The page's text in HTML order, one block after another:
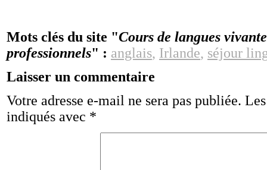
Mots clés du site "Cours de langues
professionnels" : anglais, Irlande, séjour
Laisser un commentaire
Votre adresse e-mail ne sera pas publiée.
indiqués avec *